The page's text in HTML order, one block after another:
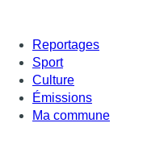
Reportages
Sport
Culture
Émissions
Ma commune